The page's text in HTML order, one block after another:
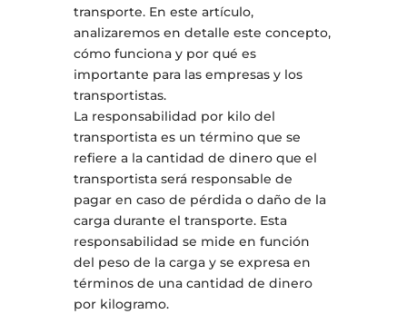
transporte. En este artículo,
analizaremos en detalle este concepto,
cómo funciona y por qué es
importante para las empresas y los
transportistas.
La responsabilidad por kilo del
transportista es un término que se
refiere a la cantidad de dinero que el
transportista será responsable de
pagar en caso de pérdida o daño de la
carga durante el transporte. Esta
responsabilidad se mide en función
del peso de la carga y se expresa en
términos de una cantidad de dinero
por kilogramo.